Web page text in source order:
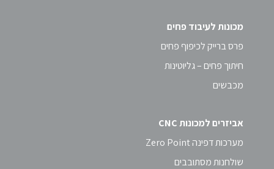
מכונות לעיבוד פחים
פרס ברייק לכיפוף פחים
חיתוך פחים – גליוטינות
מכבשים
אביזרים למכונות CNC
מערכות דפינה Zero Point
שולחנות מסתובבים